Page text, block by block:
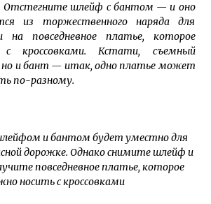
женщина из Винницы создала рок-
в которой играют музыканты с
7 лет ago
гибели мужа в АТО мать двух сыновей
и Дмитрий Самилыки из Сум
сразу троих детей, изъятых из
семьи
лет ago
Отстегните шлейф с бантом — и оно
из торжественного наряда для
на повседневное платье, которое
кроссовками. Кстати, съемный
но и бант — итак, одно платье может
по-разному.
и бантом будет уместно для
дорожке. Однако снимите шлейф и
повседневное платье, которое
носить с кроссовками